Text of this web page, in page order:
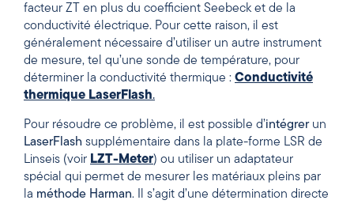
facteur ZT en plus du coefficient Seebeck et de la
conductivité électrique. Pour cette raison, il est
généralement nécessaire d’utiliser un autre instrument
de mesure, tel qu’une sonde de température, pour
déterminer la conductivité thermique : Conductivité
thermique LaserFlash.
Pour résoudre ce problème, il est possible d’intégrerun
LaserFlash supplémentaire dans la plate-forme LSR de
Linseis (voir LZT-Meter) ou utiliser un adaptateur
spécial qui permet de mesurer les matériaux pleins par
la méthode Harman. Il s’agit d’une détermination directe